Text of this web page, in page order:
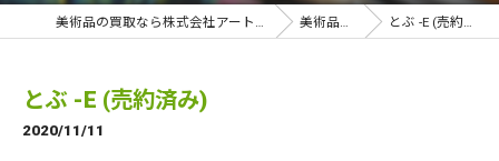
美術品の買取なら株式会社アートフラール 美術品一覧 とぶ -E (売約済み)
とぶ -E (売約済み)
2020/11/11